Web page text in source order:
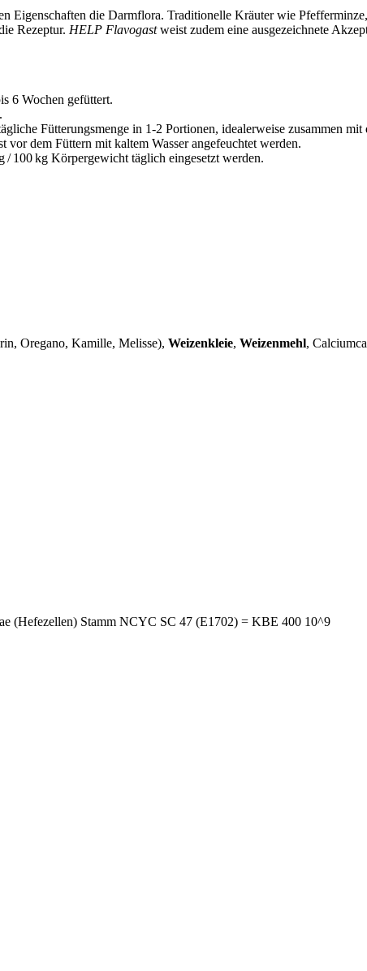
Eigenschaften die Darmflora. Traditionelle Kräuter wie
Rezeptur. HELP Flavogastweist zudem eine ausgezeichnete
6 Wochen gefüttert.
Fütterungsmenge in 1-2 Portionen, idealerweise zusammen
vor dem Füttern mit kaltem Wasser angefeuchtet werden.
/ 100 kg Körpergewicht täglich eingesetzt werden.
Oregano, Kamille, Melisse), Weizenkleie, Weizenmehl,
(Hefezellen) Stamm NCYC SC 47 (E1702) = KBE 400 10^9